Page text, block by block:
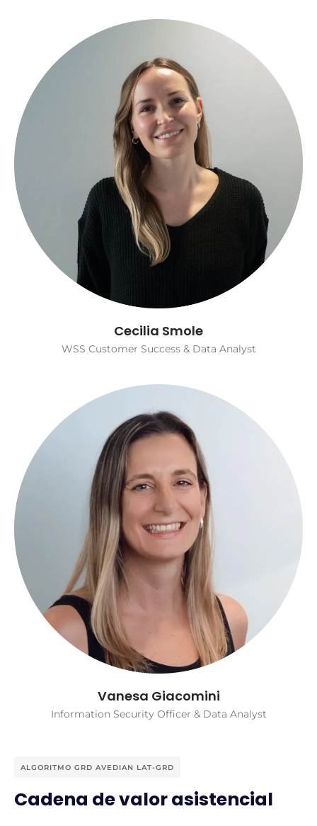
Cecilia Smole
WSS Customer Success & Data Analyst
Vanesa Giacomini
Information Security Officer & Data Analyst
ALGORITMO GRD AVEDIAN LAT-GRD
Cadena de valor asistencial